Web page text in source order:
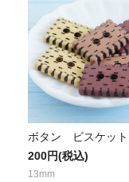
ボタン ビスケット
200円(税込)
13mm